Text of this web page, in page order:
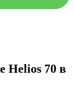
Helios 70 в